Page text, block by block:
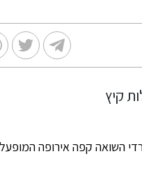
מועדון שורדי השואה קפה אירופה